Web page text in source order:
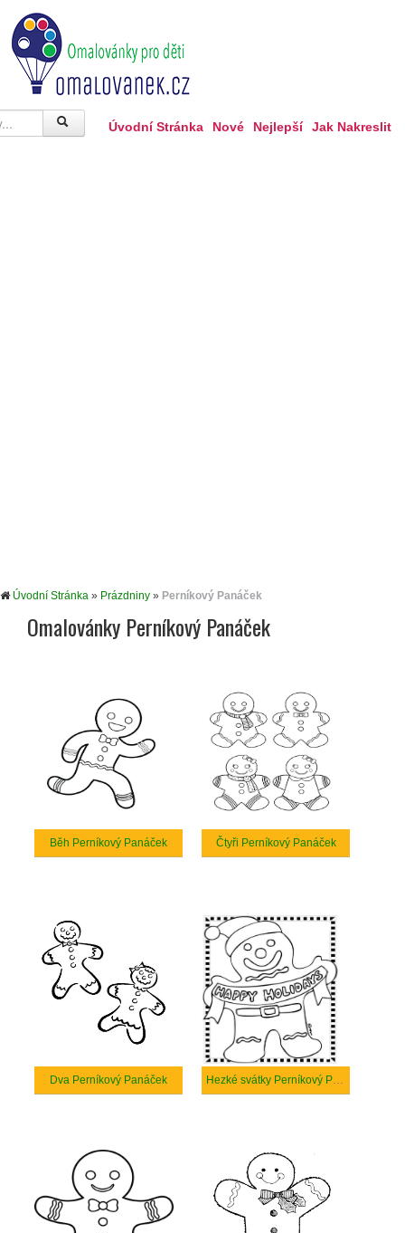
Úvodní Stránka Nové Nejlepší Jak Nakreslit
Úvodní Stránka » Prázdniny » Perníkový Panáček
Omalovánky Perníkový Panáček
Běh Perníkový Panáček Čtyři Perníkový Panáček
Dva Perníkový Panáček Hezké svátky Perníkový Panáček